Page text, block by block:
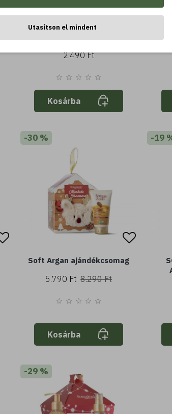
Argan del Marocco -
Normál vagy száraz bőrre
2.490 Ft
Kosárba
-30 %
Soft Argan ajándékcsomag
5.790 Ft 8.290 Ft
Kosárba
-19
-29 %
Utasítson el mindent